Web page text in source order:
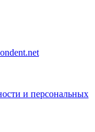
и персональных